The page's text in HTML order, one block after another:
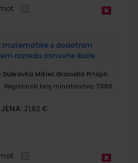
matematike s dodatnim
razredu osnovne škole
Miklec Graciella Prtajin
Registarski broj ministarstva: 7060
21,62 €